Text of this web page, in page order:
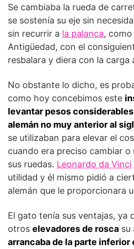
Se cambiaba la rueda de
se sostenía su eje sin
sin recurrir a la palanca, como
Antigüedad, con el
resbalara y diera con la carga
No obstante lo dicho, es
como hoy concebimos este
levantar pesos considerables
alemán no muy anterior al
se utilizaban para elevar el
cuando era preciso cambiar o
sus ruedas. Leonardo da Vinci
utilidad y él mismo pidió a
alemán que le proporcionara
El gato tenía sus ventajas, ya
otros elevadores de rosca su
arrancaba de la parte inferior